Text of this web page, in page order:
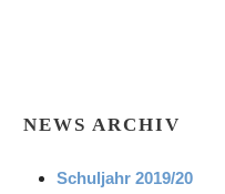
NEWS ARCHIV
Schuljahr 2019/20